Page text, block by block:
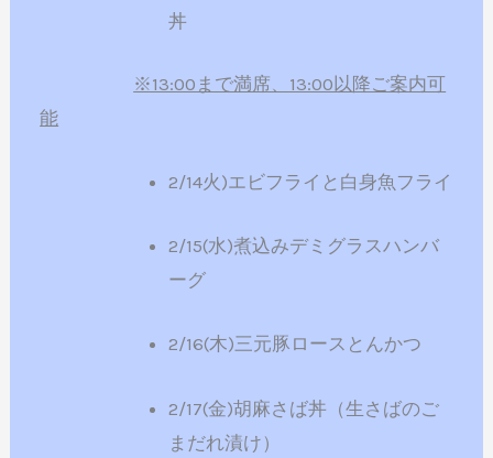
丼
※13:00まで満席、13:00以降ご案内可
能
2/14火)エビフライと白身魚フライ
2/15(水)煮込みデミグラスハンバ
ーグ
2/16(木)三元豚ロースとんかつ
2/17(金)胡麻さば丼（生さばのご
まだれ漬け）